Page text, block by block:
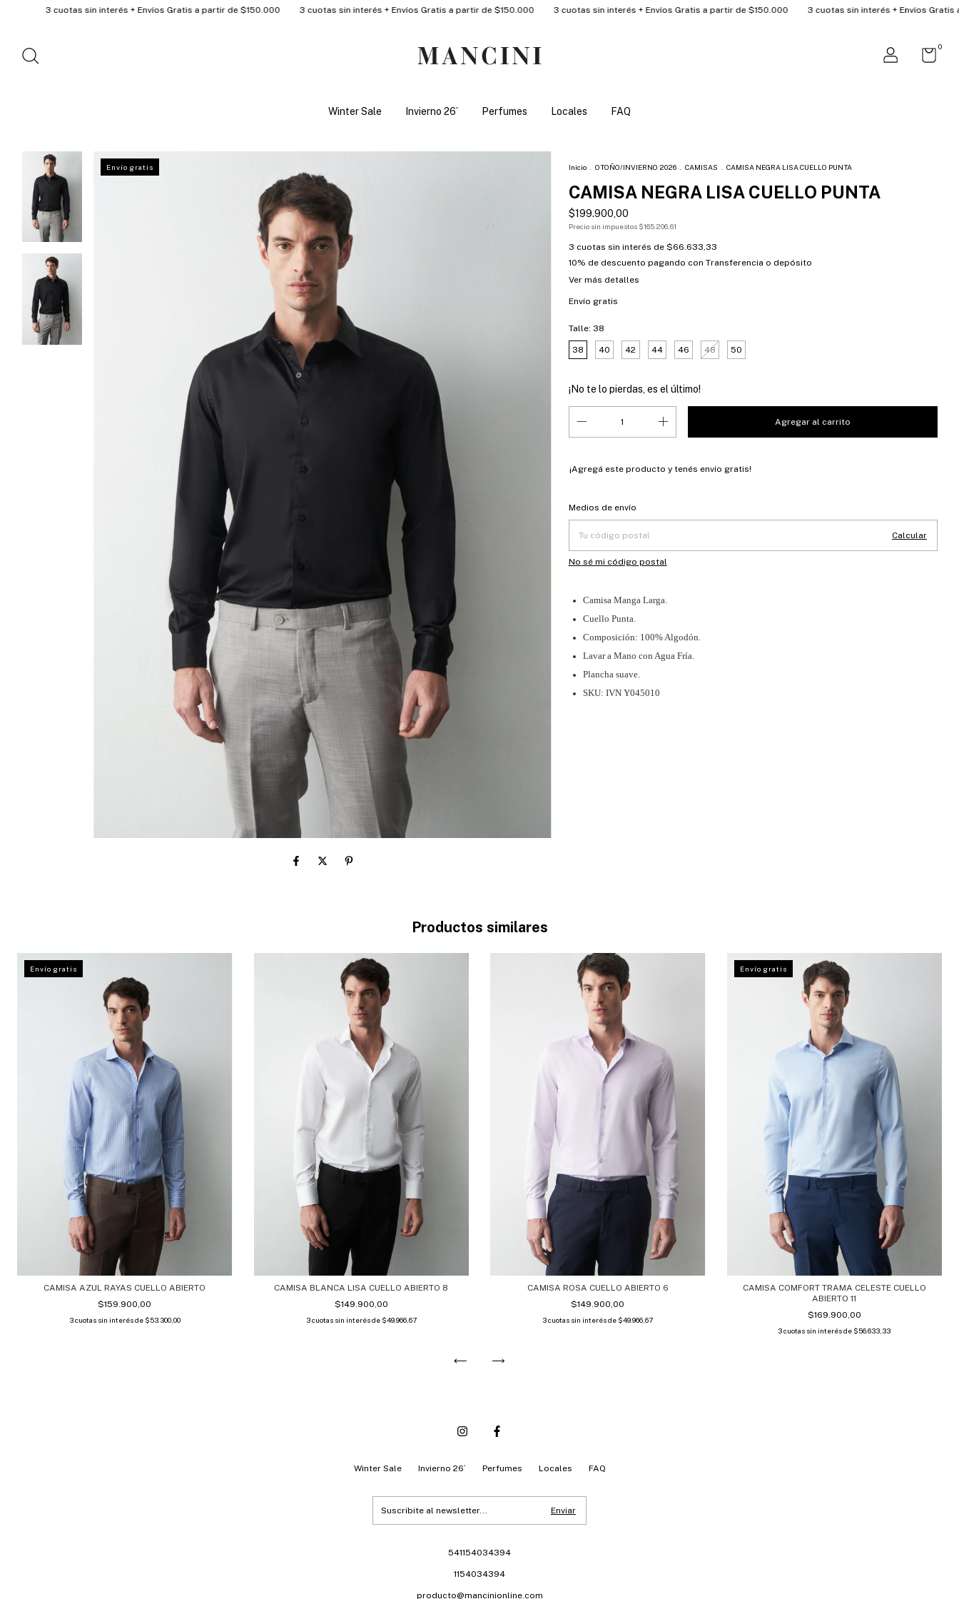
sin interés + Envíos Gratis a partir de $150.000 3 cuotas sin interés + Envíos Gratis a partir de $150.000 3 cuotas sin interés + Envíos Gratis a partir de $150.000 3 cuotas sin interés + Envíos Gratis a partir de
0
Winter Sale Invierno 26´ Perfumes Locales FAQ
Envío gratis Inicio OTOÑO/INVIERNO 2026 CAMISAS CAMISA NEGRA LISA CUELLO PUNTA
CAMISA NEGRA LISA CUELLO PUNTA
$199.900,00
Precio sin impuestos $165.206,61
3 cuotas sin interés de $66.633,33
10% de descuento pagando con Transferencia o depósito
Ver más detalles
Envío gratis
Talle: 38
38 40 42 44 46 48 50
¡No te lo pierdas, es el último!
¡Agregá este producto y tenés envío gratis!
Entregas para el CP:
Medios de envío
Calcular
No sé mi código postal
Camisa Manga Larga.
Cuello Punta.
Composición: 100% Algodón.
Lavar a Mano con Agua Fría.
Plancha suave.
SKU: IVN Y045010
Productos similares
Envío gratis
CAMISA AZUL RAYAS CUELLO ABIERTO
$159.900,00
3cuotas sin interés de $53.300,00
CAMISA BLANCA LISA CUELLO ABIERTO 8
$149.900,00
3cuotas sin interés de $49.966,67
CAMISA ROSA CUELLO ABIERTO 6
$149.900,00
3cuotas sin interés de $49.966,67
Envío gratis
CAMISA COMFORT TRAMA CELESTE CUELLO
ABIERTO 11
$169.900,00
3cuotas sin interés de $56.633,33
Winter Sale Invierno 26´ Perfumes Locales FAQ
541154034394
1154034394
producto@mancinionline.com